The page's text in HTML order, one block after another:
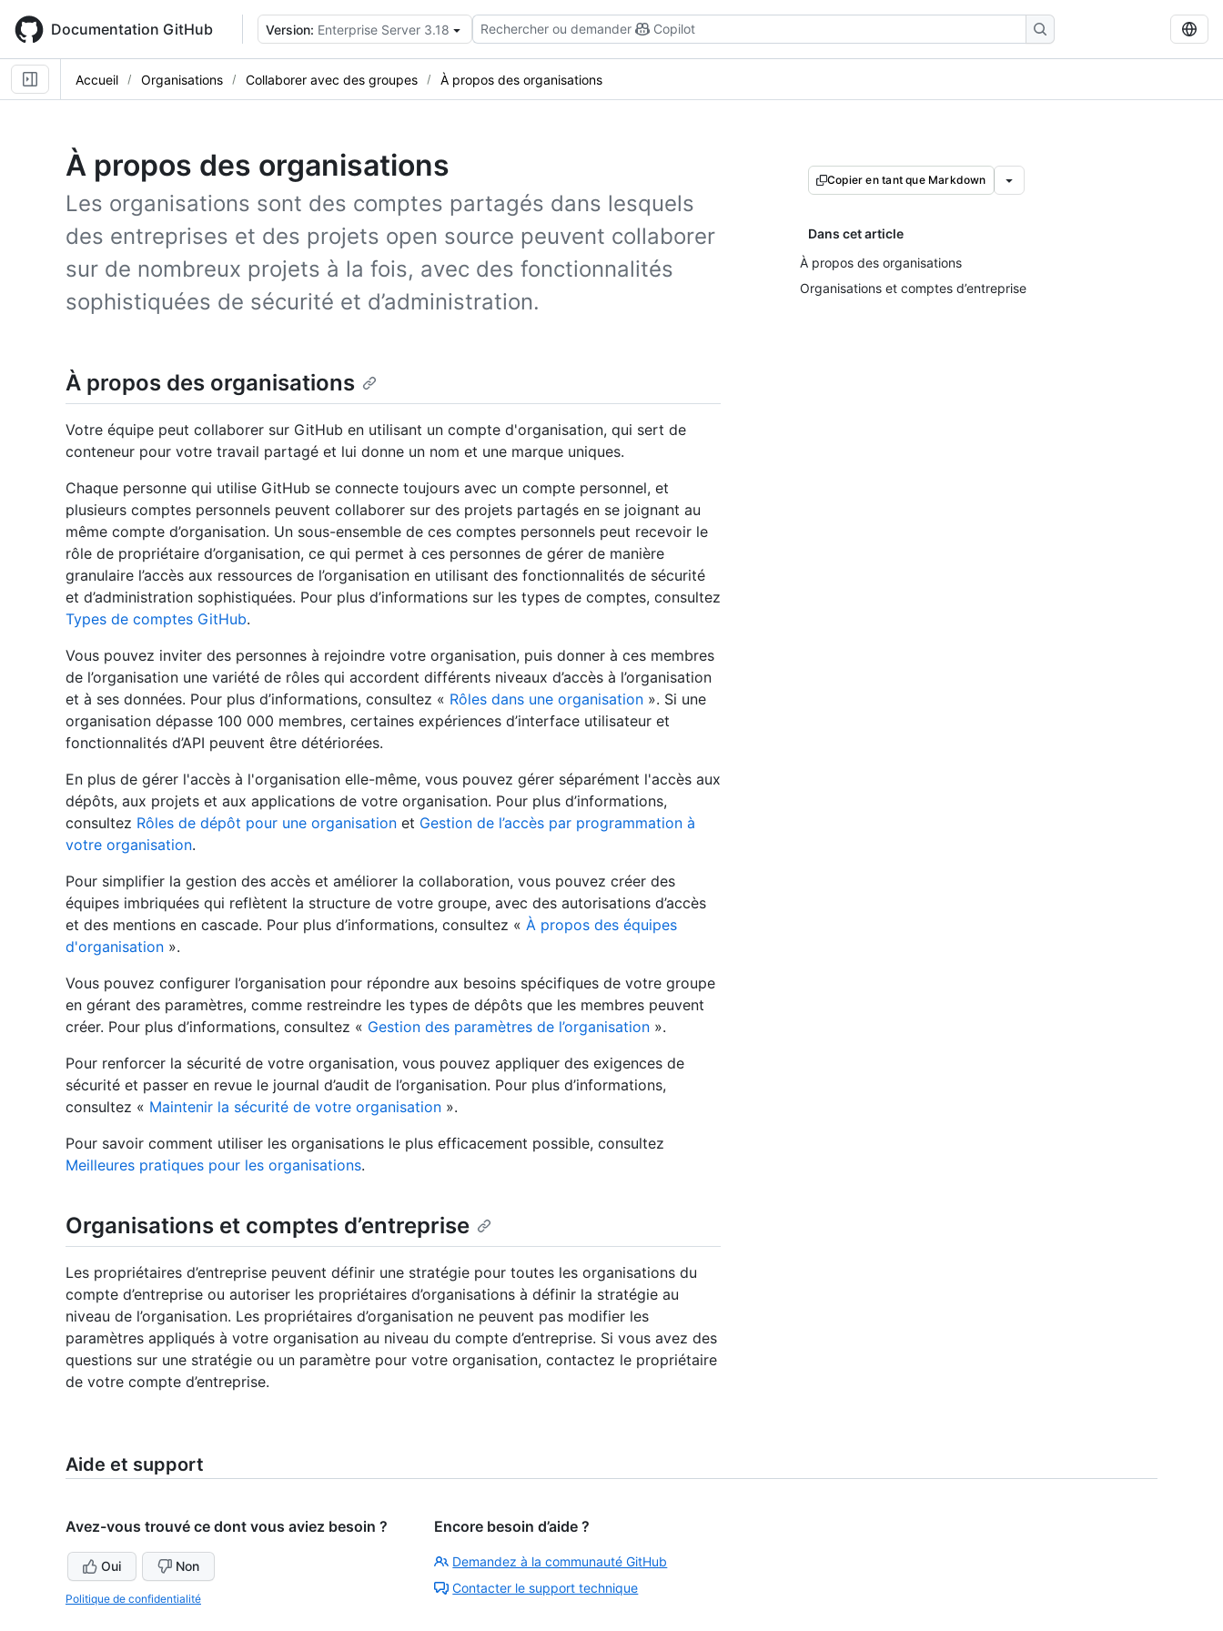
main
content
Documentation GitHub Version: Enterprise Server 3.18 Rechercher ou demander Copilot
Accueil Organisations Collaborer avec des groupes À propos des organisations
À propos des organisations
Les organisations sont des comptes partagés dans lesquels
des entreprises et des projets open source peuvent collaborer
sur de nombreux projets à la fois, avec des fonctionnalités
sophistiquées de sécurité et d’administration.
Copier en tant que Markdown
Dans cet article
À propos des organisations
Organisations et comptes d’entreprise
À propos des organisations
Votre équipe peut collaborer sur GitHub en utilisant un compte d'organisation, qui sert de
conteneur pour votre travail partagé et lui donne un nom et une marque uniques.
Chaque personne qui utilise GitHub se connecte toujours avec un compte personnel, et
plusieurs comptes personnels peuvent collaborer sur des projets partagés en se joignant au
même compte d’organisation. Un sous-ensemble de ces comptes personnels peut recevoir le
rôle de propriétaire d’organisation, ce qui permet à ces personnes de gérer de manière
granulaire l’accès aux ressources de l’organisation en utilisant des fonctionnalités de sécurité
et d’administration sophistiquées. Pour plus d’informations sur les types de comptes, consultez
Types de comptes GitHub.
Vous pouvez inviter des personnes à rejoindre votre organisation, puis donner à ces membres
de l’organisation une variété de rôles qui accordent différents niveaux d’accès à l’organisation
et à ses données. Pour plus d’informations, consultez « Rôles dans une organisation ». Si une
organisation dépasse 100 000 membres, certaines expériences d’interface utilisateur et
fonctionnalités d’API peuvent être détériorées.
En plus de gérer l'accès à l'organisation elle-même, vous pouvez gérer séparément l'accès aux
dépôts, aux projets et aux applications de votre organisation. Pour plus d’informations,
consultez Rôles de dépôt pour une organisation et Gestion de l’accès par programmation à
votre organisation.
Pour simplifier la gestion des accès et améliorer la collaboration, vous pouvez créer des
équipes imbriquées qui reflètent la structure de votre groupe, avec des autorisations d’accès
et des mentions en cascade. Pour plus d’informations, consultez « À propos des équipes
d'organisation ».
Vous pouvez configurer l’organisation pour répondre aux besoins spécifiques de votre groupe
en gérant des paramètres, comme restreindre les types de dépôts que les membres peuvent
créer. Pour plus d’informations, consultez « Gestion des paramètres de l’organisation ».
Pour renforcer la sécurité de votre organisation, vous pouvez appliquer des exigences de
sécurité et passer en revue le journal d’audit de l’organisation. Pour plus d’informations,
consultez « Maintenir la sécurité de votre organisation ».
Pour savoir comment utiliser les organisations le plus efficacement possible, consultez
Meilleures pratiques pour les organisations.
Organisations et comptes d’entreprise
Les propriétaires d’entreprise peuvent définir une stratégie pour toutes les organisations du
compte d’entreprise ou autoriser les propriétaires d’organisations à définir la stratégie au
niveau de l’organisation. Les propriétaires d’organisation ne peuvent pas modifier les
paramètres appliqués à votre organisation au niveau du compte d’entreprise. Si vous avez des
questions sur une stratégie ou un paramètre pour votre organisation, contactez le propriétaire
de votre compte d’entreprise.
Aide et support
Avez-vous trouvé ce dont vous aviez besoin ?
Oui Non
Politique de confidentialité
Encore besoin d’aide ?
Demandez à la communauté GitHub
Contacter le support technique